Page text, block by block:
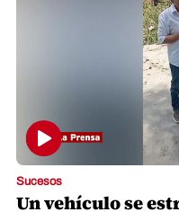
Sucesos
Un vehículo se